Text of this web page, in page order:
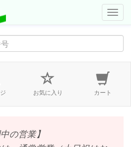
お気に入り カート
営業】